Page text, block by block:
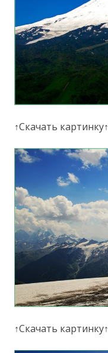
↑Скачать картинку↑
↑Скачать картинку↑